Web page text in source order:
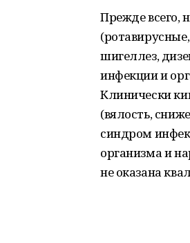
Прежде всего,
шигеллез,
инфекции и
Клинически
(вялость,
синдром
организма и
не оказана